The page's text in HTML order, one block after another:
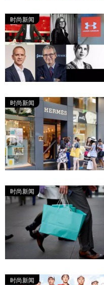
时尚新闻
时尚新闻
时尚新闻
时尚新闻